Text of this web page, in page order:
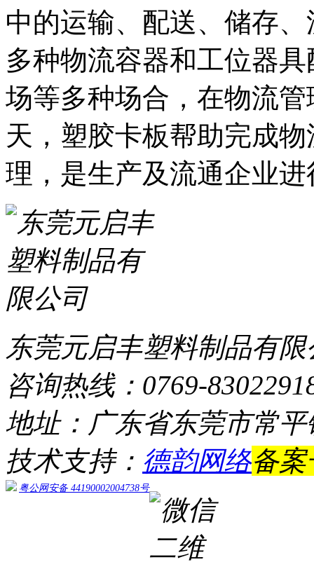
中的运输、配送、储存
多种物流容器和工位器
场等多种场合，在物流
天，塑胶卡板帮助完成
理，是生产及流通企业
东莞元启丰塑料制品有
咨询热线：0769-
地址：广东省东莞市常
技术支持： 德韵网络备
粤公网安备 44190002004738号